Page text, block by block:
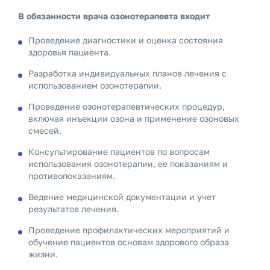
В обязанности врача озонотерапевта входит
Проведение диагностики и оценка состояния
здоровья пациента.
Разработка индивидуальных планов лечения с
использованием озонотерапии.
Проведение озонотерапевтических процедур,
включая инъекции озона и применение озоновых
смесей.
Консультирование пациентов по вопросам
использования озонотерапии, ее показаниям и
противопоказаниям.
Ведение медицинской документации и учет
результатов лечения.
Проведение профилактических мероприятий и
обучение пациентов основам здорового образа
жизни.